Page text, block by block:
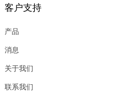
客户支持
产品
消息
关于我们
联系我们